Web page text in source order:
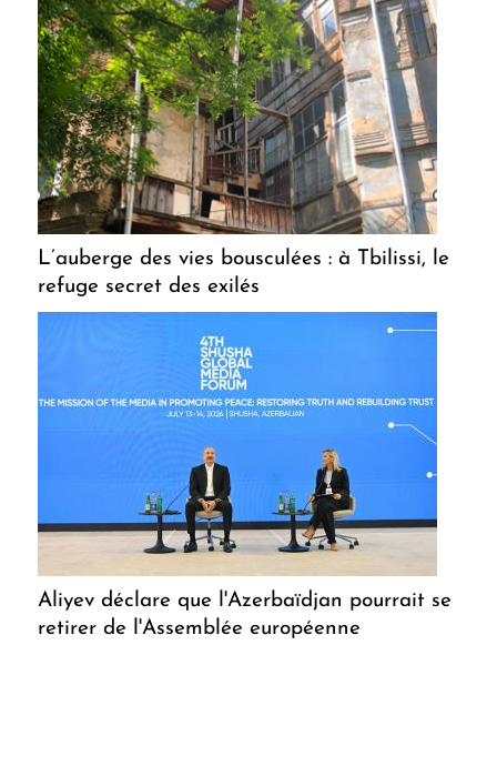
L’auberge des vies bousculées : à Tbilissi, le
refuge secret des exilés
Aliyev déclare que l'Azerbaïdjan pourrait se
retirer de l'Assemblée européenne